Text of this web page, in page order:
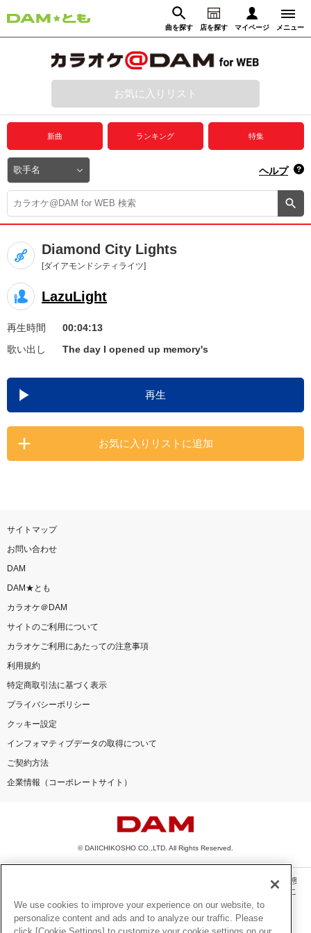
曲を探す 店を探す マイページ メニュー
動画からさがす 録音からさがす
ログイン
プレミアムサービス
DAM★とも動画
DAM★とも録音
カラオケ＠DAM
ユーザー検索
キャンペーン
お知らせ よくあるご質問
DAMの新曲・ランキングなど
カラオケ最新情報をチェック！
お気に入りリスト
新曲 ランキング 特集
ヘルプ
Diamond City Lights
[ダイアモンドシティライツ]
LazuLight
再生時間
00:04:13
歌い出し
The day I opened up memory's
再生
お気に入りリストに追加
サイトマップ
お問い合わせ
DAM
DAM★とも
カラオケ＠DAM
サイトのご利用について
カラオケご利用にあたっての注意事項
利用規約
特定商取引法に基づく表示
プライバシーポリシー
クッキー設定
インフォマティブデータの取得について
ご契約方法
企業情報（コーポレートサイト）
© DAIICHIKOSHO CO.,LTD. All Rights Reserved.
このサイトに掲載されている一切の文章・画像・写真・動画・音声等を、手段や形態
を問わず、著作権法の定める範囲を超えて無断で複製、転載、ファイル化などするこ
とを禁じます。
楽曲及びコンテンツは、機種によりご利用いただけない場合があります。
We use cookies to improve your experience on our website, to
personalize content and ads and to analyze our traffic. Please